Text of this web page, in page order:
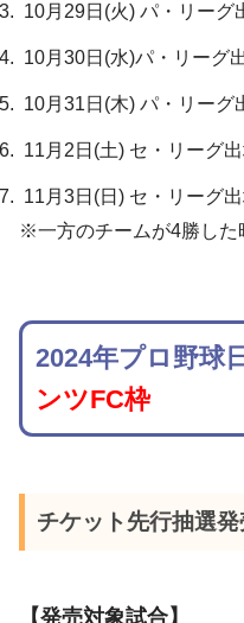
10月29日(火) パ・リーグ
10月30日(水)パ・リーグ
10月31日(木) パ・リーグ
11月2日(土) セ・リーグ
11月3日(日) セ・リーグ
※一方のチームが4勝した
2024年プロ野球
ンツFC枠
チケット先行抽選
【発売対象試合】